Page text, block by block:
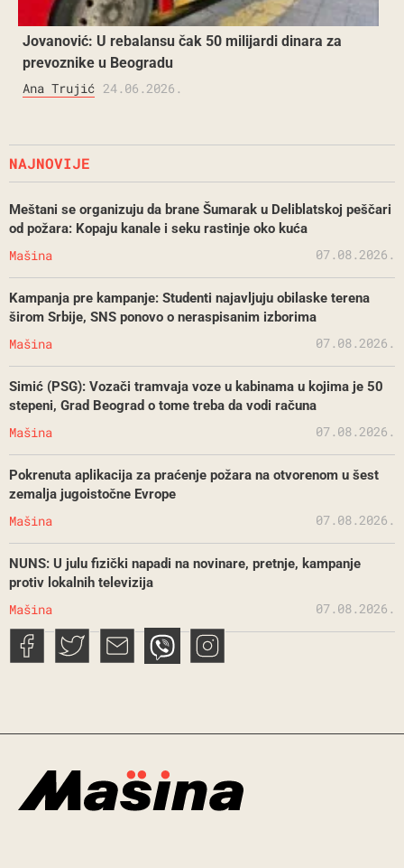
Jovanović: U rebalansu čak 50 milijardi dinara za
prevoznike u Beogradu
Ana Trujić 24.06.2026.
NAJNOVIJE
Meštani se organizuju da brane Šumarak u Deliblatskoj peščari
od požara: Kopaju kanale i seku rastinje oko kuća
Mašina 07.08.2026.
Kampanja pre kampanje: Studenti najavljuju obilaske terena
širom Srbije, SNS ponovo o neraspisanim izborima
Mašina 07.08.2026.
Simić (PSG): Vozači tramvaja voze u kabinama u kojima je 50
stepeni, Grad Beograd o tome treba da vodi računa
Mašina 07.08.2026.
Pokrenuta aplikacija za praćenje požara na otvorenom u šest
zemalja jugoistočne Evrope
Mašina 07.08.2026.
NUNS: U julu fizički napadi na novinare, pretnje, kampanje
protiv lokalnih televizija
Mašina 07.08.2026.